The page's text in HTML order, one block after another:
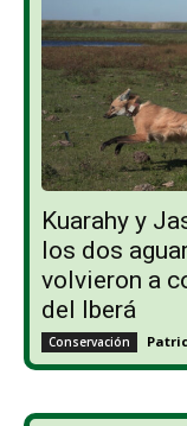
Kuarahy y
los dos
volvieron a
del Iberá
Conservación